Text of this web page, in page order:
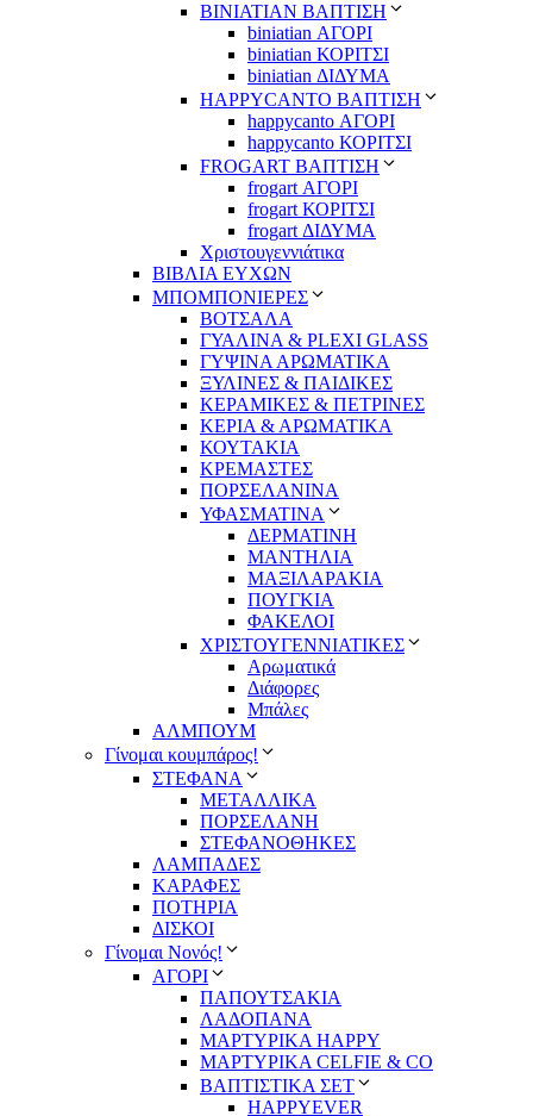
ΒΙΝΙΑΤΙΑΝ ΒΑΠΤΙΣΗ
biniatian ΑΓΟΡΙ
biniatian ΚΟΡΙΤΣΙ
biniatian ΔΙΔΥΜΑ
HAPPYCANTO ΒΑΠΤΙΣΗ
happycanto ΑΓΟΡΙ
happycanto ΚΟΡΙΤΣΙ
FROGART ΒΑΠΤΙΣΗ
frogart ΑΓΟΡΙ
frogart ΚΟΡΙΤΣΙ
frogart ΔΙΔΥΜΑ
Χριστουγεννιάτικα
ΒΙΒΛΙΑ ΕΥΧΩΝ
ΜΠΟΜΠΟΝΙΕΡΕΣ
ΒΟΤΣΑΛΑ
ΓΥΑΛΙΝΑ & PLEXI GLASS
ΓΥΨΙΝΑ ΑΡΩΜΑΤΙΚΑ
ΞΥΛΙΝΕΣ & ΠΑΙΔΙΚΕΣ
ΚΕΡΑΜΙΚΕΣ & ΠΕΤΡΙΝΕΣ
ΚΕΡΙΑ & ΑΡΩΜΑΤΙΚΑ
ΚΟΥΤΑΚΙΑ
ΚΡΕΜΑΣΤΕΣ
ΠΟΡΣΕΛΑΝΙΝΑ
ΥΦΑΣΜΑΤΙΝA
ΔΕΡΜΑΤΙΝΗ
ΜΑΝΤΗΛΙΑ
ΜΑΞΙΛΑΡΑΚΙΑ
ΠΟΥΓΚΙΑ
ΦΑΚΕΛΟΙ
ΧΡΙΣΤΟΥΓΕΝΝΙΑΤΙΚΕΣ
Αρωματικά
Διάφορες
Μπάλες
ΑΛΜΠΟΥΜ
Γίνομαι κουμπάρος!
ΣΤΕΦΑΝΑ
ΜΕΤΑΛΛΙΚΑ
ΠΟΡΣΕΛΑΝΗ
ΣΤΕΦΑΝΟΘΗΚΕΣ
ΛΑΜΠΑΔΕΣ
ΚΑΡΑΦΕΣ
ΠΟΤΗΡΙΑ
ΔΙΣΚΟΙ
Γίνομαι Νονός!
ΑΓΟΡΙ
ΠΑΠΟΥΤΣΑΚΙΑ
ΛΑΔΟΠΑΝΑ
ΜΑΡΤΥΡΙΚΑ HAPPY
ΜΑΡΤΥΡΙΚΑ CELFIE & CO
ΒΑΠΤΙΣΤΙΚΑ ΣΕΤ
HAPPYEVER